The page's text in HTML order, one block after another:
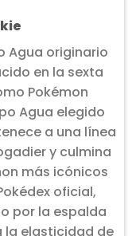
Agua originario
en la sexta
Pokémon
Agua elegido
a una línea
y culmina
más icónicos
oficial,
por la espalda
la elasticidad de